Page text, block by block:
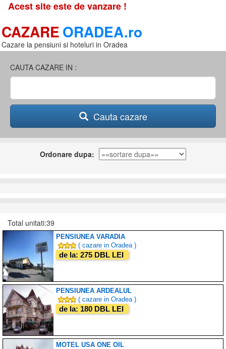
Acest site este de vanzare !
CAZAREORADEA.ro
Cazare la pensiuni si hoteluri in Oradea
CAUTA CAZARE IN :
Cauta cazare
Ordonare dupa:
Total unitati:39
PENSIUNEA VARADIA
( cazare in Oradea )
de la: 275 DBL LEI
PENSIUNEA ARDEALUL
( cazare in Oradea )
de la: 180 DBL LEI
MOTEL USA ONE OIL